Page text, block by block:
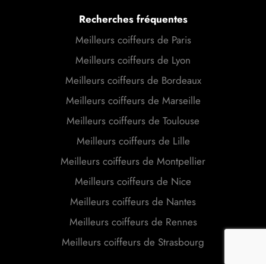
Recherches fréquentes
Meilleurs coiffeurs de Paris
Meilleurs coiffeurs de Lyon
Meilleurs coiffeurs de Bordeaux
Meilleurs coiffeurs de Marseille
Meilleurs coiffeurs de Toulouse
Meilleurs coiffeurs de Lille
Meilleurs coiffeurs de Montpellier
Meilleurs coiffeurs de Nice
Meilleurs coiffeurs de Nantes
Meilleurs coiffeurs de Rennes
Meilleurs coiffeurs de Strasbourg